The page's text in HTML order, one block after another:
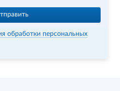
обработки персональных